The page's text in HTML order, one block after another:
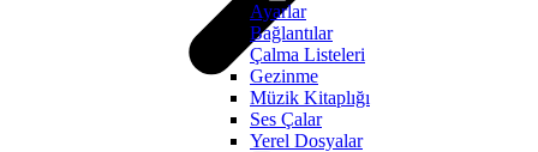
Ayarlar
Bağlantılar
Çalma Listeleri
Gezinme
Müzik Kitaplığı
Ses Çalar
Yerel Dosyalar